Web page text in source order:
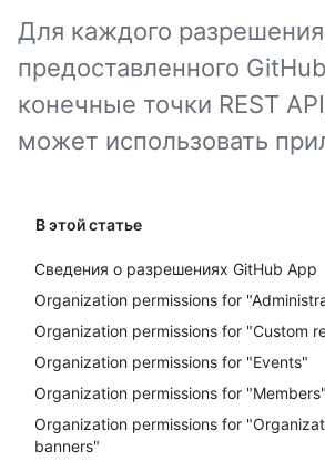
Для каждого
предоставленного
конечные точки REST
может использовать
В этой статье
Сведения о разрешениях GitHub App
Organization permissions for
Organization permissions for "Custom
Organization permissions for "Events"
Organization permissions for "Members"
Organization permissions for
banners"